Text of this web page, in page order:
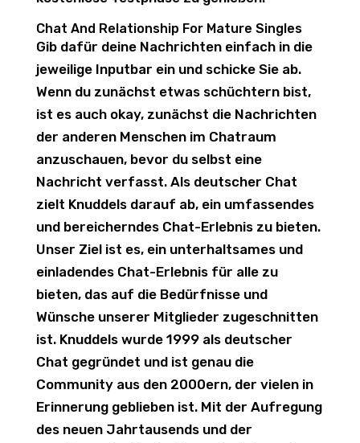
Chat And Relationship For Mature Singles
Gib dafür deine Nachrichten einfach in die
jeweilige Inputbar ein und schicke Sie ab.
Wenn du zunächst etwas schüchtern bist,
ist es auch okay, zunächst die Nachrichten
der anderen Menschen im Chatraum
anzuschauen, bevor du selbst eine
Nachricht verfasst. Als deutscher Chat
zielt Knuddels darauf ab, ein umfassendes
und bereicherndes Chat-Erlebnis zu bieten.
Unser Ziel ist es, ein unterhaltsames und
einladendes Chat-Erlebnis für alle zu
bieten, das auf die Bedürfnisse und
Wünsche unserer Mitglieder zugeschnitten
ist. Knuddels wurde 1999 als deutscher
Chat gegründet und ist genau die
Community aus den 2000ern, der vielen in
Erinnerung geblieben ist. Mit der Aufregung
des neuen Jahrtausends und der